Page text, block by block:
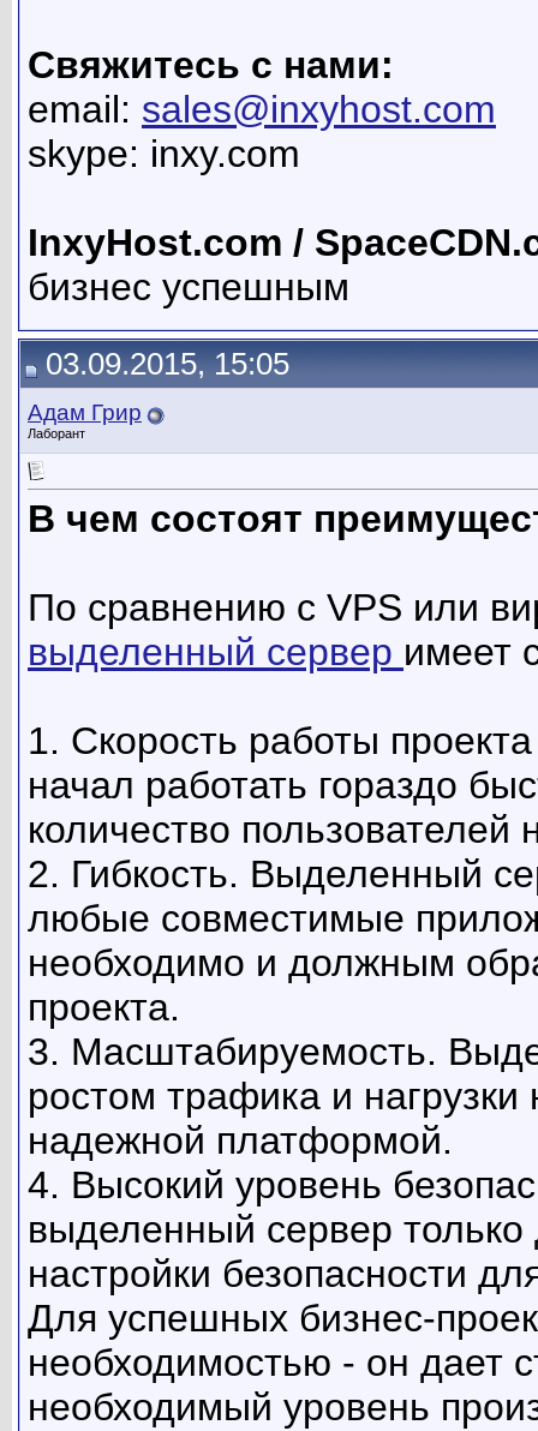
Свяжитесь с нами:
email: sales@inxyhost.com
skype: inxy.com
InxyHost.com /
бизнес успешным
03.09.2015, 15:05
Адам Грир
Лаборант
В чем состоят
По сравнению с VPS или
выделенный сервер имеет
1. Скорость работы
начал работать гораздо
количество пользователей
2. Гибкость. Выделенный
любые совместимые
необходимо и должным
проекта.
3. Масштабируемость.
ростом трафика и
надежной платформой.
4. Высокий уровень
выделенный сервер только
настройки безопасности
Для успешных бизнес-
необходимостью - он дает
необходимый уровень